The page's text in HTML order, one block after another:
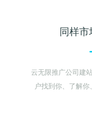
同样
云无限推广公司建
户找到你、了解